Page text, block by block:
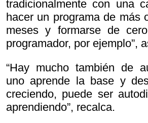
tradicionalmente con una
hacer un programa de más
meses y formarse de
programador, por ejemplo”,
“Hay mucho también de
uno aprende la base y
creciendo, puede ser
aprendiendo”, recalca.